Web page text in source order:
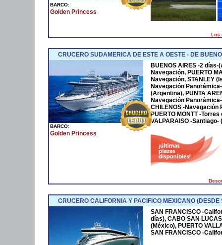
BARCO:
Golden Princess
Los
CRUCERO SUDAMERICA DE ESTE A OESTE - DE
BARCO:
Golden Princess
BUENOS AIRES -2 días-
Navegación, PUERTO
Navegación, STANLEY
Navegación
(Argentina), PUNTA
Navegación
CHILENOS -Navegación
PUERTO MONTT -
VALPARAISO -Santiago-
CRUCERO CALIFORNIA Y PACIFICO MEXICANO
SAN FRANCISCO -
días), CABO SAN
(México), PUERTO
SAN FRANCISCO -